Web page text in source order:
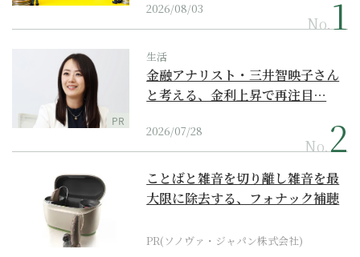
2026/08/03
No.
PR
生活
金融アナリスト・三井智映子さん
と考える、金利上昇で再注目…
2026/07/28
No.
ことばと雑音を切り離し雑音を最
大限に除去する、フォナック補聴
PR(ソノヴァ・ジャパン株式会社)